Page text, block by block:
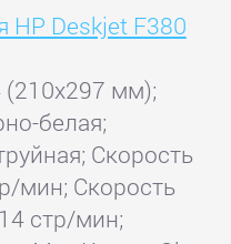
HP Deskjet F380
мм);
белая;
Скорость
мин; Скорость
стр/мин;